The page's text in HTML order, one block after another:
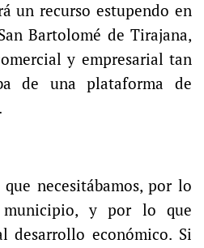
un recurso estupendo en
Bartolomé de Tirajana,
y empresarial tan
de una plataforma de
necesitábamos, por lo
y por lo que
desarrollo económico. Si